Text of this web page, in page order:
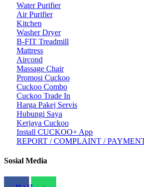
Water Purifier
Air Purifier
Kitchen
Washer Dryer
B-FIT Treadmill
Mattress
Aircond
Massage Chair
Promosi Cuckoo
Cuckoo Combo
Cuckoo Trade In
Harga Pakej Servis
Hubungi Saya
Kerjaya Cuckoo
Install CUCKOO+ App
REPORT / COMPLAINT /
Sosial Media